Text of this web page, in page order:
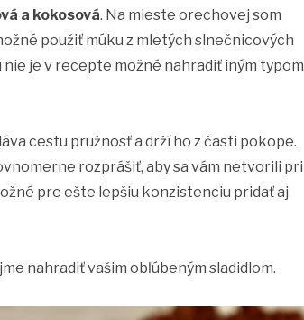
a kokosová. Na mieste orechovej som
použiť múku z mletých slnečnicových
je v recepte možné nahradiť iným typom
cestu pružnosť a drží ho z časti pokope.
rozprášiť, aby sa vám netvorili pri
pre ešte lepšiu konzistenciu pridať aj
nahradiť vašim obľúbeným sladidlom.